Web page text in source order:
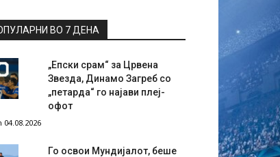
ВО 7 ДЕНА
„Епски срам“ за Црвена
Звезда, Динамо Загреб со
„петарда“ го најави плеј-
офот
Го освои Мундијалот, беше